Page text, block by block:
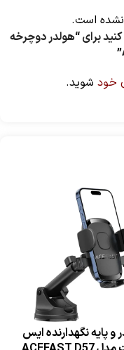
است.
برای “هولدر دوچرخه
خود شوید.
و پایه نگهدارنده ایس